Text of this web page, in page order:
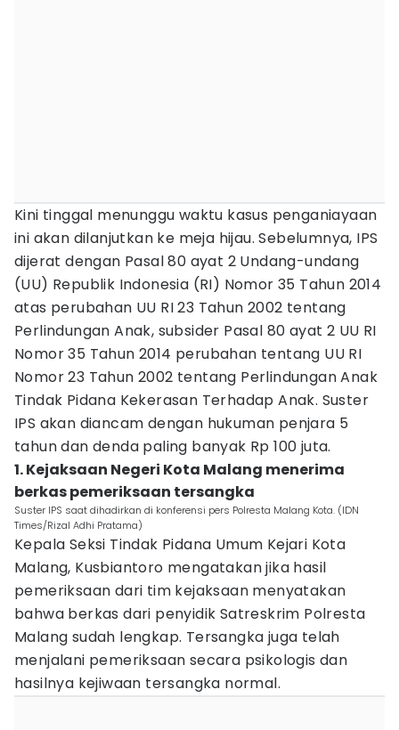
Kini tinggal menunggu waktu kasus penganiayaan
ini akan dilanjutkan ke meja hijau. Sebelumnya, IPS
dijerat dengan Pasal 80 ayat 2 Undang-undang
(UU) Republik Indonesia (RI) Nomor 35 Tahun 2014
atas perubahan UU RI 23 Tahun 2002 tentang
Perlindungan Anak, subsider Pasal 80 ayat 2 UU RI
Nomor 35 Tahun 2014 perubahan tentang UU RI
Nomor 23 Tahun 2002 tentang Perlindungan Anak
Tindak Pidana Kekerasan Terhadap Anak. Suster
IPS akan diancam dengan hukuman penjara 5
tahun dan denda paling banyak Rp 100 juta.
1. Kejaksaan Negeri Kota Malang menerima
berkas pemeriksaan tersangka
Suster IPS saat dihadirkan di konferensi pers Polresta Malang Kota. (IDN
Times/Rizal Adhi Pratama)
Kepala Seksi Tindak Pidana Umum Kejari Kota
Malang, Kusbiantoro mengatakan jika hasil
pemeriksaan dari tim kejaksaan menyatakan
bahwa berkas dari penyidik Satreskrim Polresta
Malang sudah lengkap. Tersangka juga telah
menjalani pemeriksaan secara psikologis dan
hasilnya kejiwaan tersangka normal.